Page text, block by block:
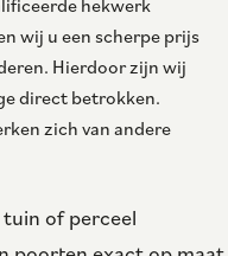
wij u een scherpe prijs
Hierdoor zijn wij
direct betrokken.
zich van andere
of perceel